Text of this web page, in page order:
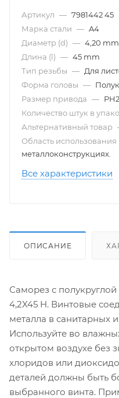
Артикул — 7981442 45
Марка стали — A4
Диаметр (d) — 4,20 mm
Длина (l) — 45 mm
Тип резьбы — Для
Форма головы —
Размер привода — PH2
Количество штук в
Альтернативный товар
Область использования
металлоконструкциях.
Все характеристики
ОПИСАНИЕ
Саморез с полукруглой
4,2X45 H. Винтовые
металла в санитарных
Используйте во
открытом воздухе без
хлоридов или
деталей должны быть
выбранного винта.